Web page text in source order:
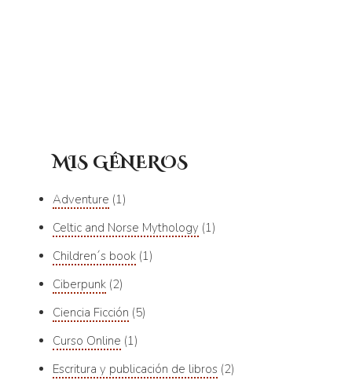
MIS GÉNEROS
Adventure 1
Celtic and Norse Mythology 1
Children´s book 1
Ciberpunk 2
Ciencia Ficción 5
Curso Online 1
Escritura y publicación de libros 2